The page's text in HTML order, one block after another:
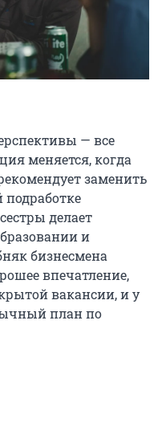
— все
меняется, когда
заменить
делает
и
бизнесмена
впечатление,
вакансии, и у
план по